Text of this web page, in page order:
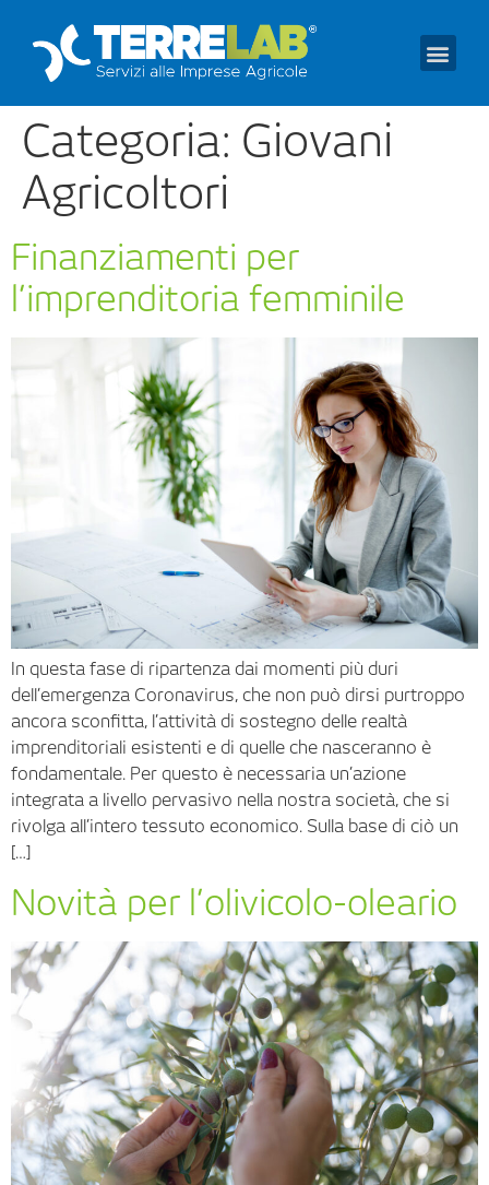
Categoria: Giovani
Agricoltori
Finanziamenti per
l’imprenditoria femminile
In questa fase di ripartenza dai momenti più duri
dell’emergenza Coronavirus, che non può dirsi purtroppo
ancora sconfitta, l’attività di sostegno delle realtà
imprenditoriali esistenti e di quelle che nasceranno è
fondamentale. Per questo è necessaria un’azione
integrata a livello pervasivo nella nostra società, che si
rivolga all’intero tessuto economico. Sulla base di ciò un
[…]
Novità per l’olivicolo-oleario